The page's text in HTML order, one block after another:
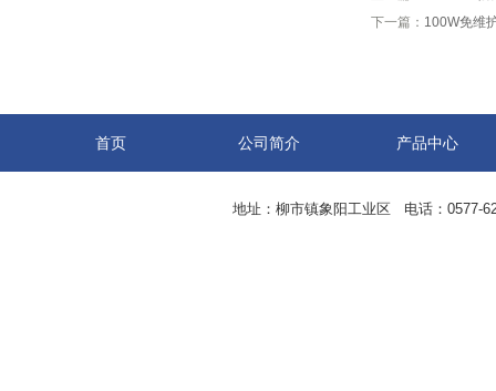
下一篇： 100W免维
首页 公司简介 产品中心
地址：柳市镇象阳工业区 电话：0577-